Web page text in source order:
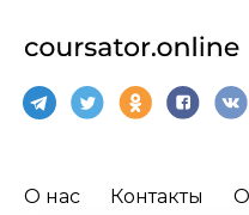
О нас Контакты